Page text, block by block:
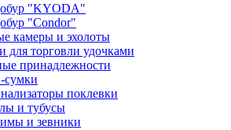
"KYODA"
"Condor"
камеры и эхолоты
для торговли удочками
принадлежности
сумки
поклевки
и тубусы
и зевники